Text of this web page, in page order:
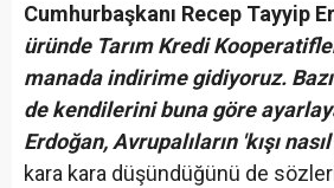
Cumhurbaşkanı Recep Tayyip
üründe Tarım Kredi
manada indirime gidiyoruz.
de kendilerini buna göre
Erdoğan, Avrupalıların 'kışı
kara kara düşündüğünü de